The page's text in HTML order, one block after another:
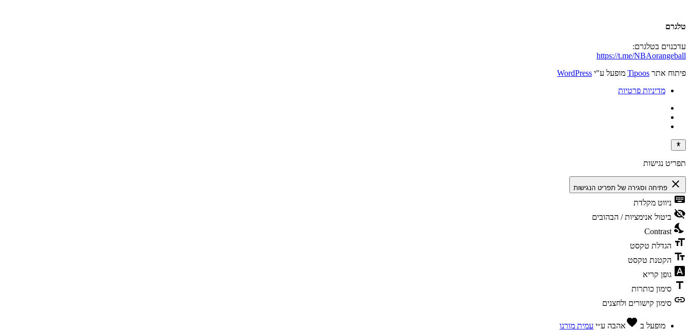
טלגרם
עדכנוים בטלגרם:
https://t.me/NBAorangeball
פיתוח אתר Tipoos מופעל ע"י WordPress
מדיניות פרטיות
תפריט נגישות
close פתיחה וסגירה של תפריט הנגישות
keyboard ניווט מקלדת
visibility_off ביטול אנימציות / הבהובים
nights_stay
Contrast
format_size הגדלת טקסט
text_fields הקטנת טקסט
font_download גופן קריא
title סימון כותרות
link סימון קישורים ולחצנים
מופעל ב favoriteאהבה ע״י עמית מורנו